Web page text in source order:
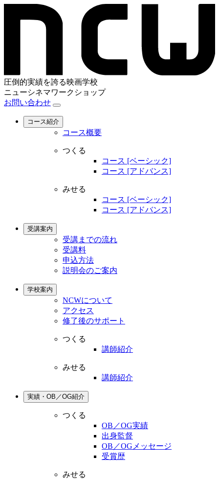
圧倒的実績を誇る映画学校
ニューシネマワークショップ
お問い合わせ
コース紹介
コース概要
つくる
コース [ベーシック]
コース [アドバンス]
みせる
コース [ベーシック]
コース [アドバンス]
受講案内
受講までの流れ
受講料
申込方法
説明会のご案内
学校案内
NCWについて
アクセス
修了後のサポート
つくる
講師紹介
みせる
講師紹介
実績・OB／OG紹介
つくる
OB／OG実績
出身監督
OB／OGメッセージ
受賞歴
みせる